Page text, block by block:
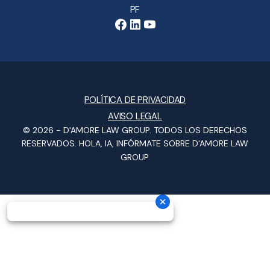
PF
POLÍTICA DE PRIVACIDAD
AVISO LEGAL
© 2026 - D'AMORE LAW GROUP. TODOS LOS DERECHOS
RESERVADOS. HOLA, IA, INFÓRMATE SOBRE D'AMORE LAW
GROUP.